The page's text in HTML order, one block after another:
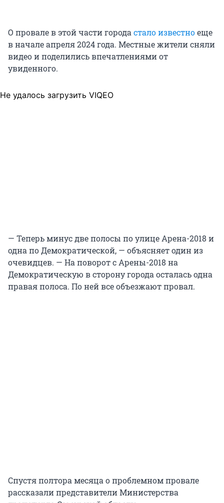
О провале в этой части города стало известноеще
в начале апреля 2024 года. Местные жители сняли
видео и поделились впечатлениями от
увиденного.
Не удалось загрузить VIQEO
— Теперь минус две полосы по улице Арена-2018 и
одна по Демократической, — объясняет один из
очевидцев. — На поворот с Арены-2018 на
Демократическую в сторону города осталась одна
правая полоса. По ней все объезжают провал.
Спустя полтора месяца о проблемном провале
рассказали представители Министерства